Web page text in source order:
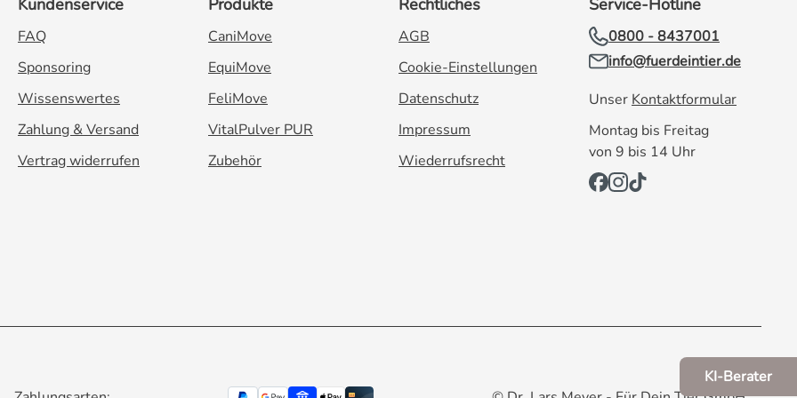
Kundenservice
FAQ
Sponsoring
Wissenswertes
Zahlung & Versand
Vertrag widerrufen
Produkte
CaniMove
EquiMove
FeliMove
VitalPulver PUR
Zubehör
Rechtliches
AGB
Cookie-Einstellungen
Datenschutz
Impressum
Wiederrufsrecht
Service-Hotline
0800 - 8437001
info@fuerdeintier.de
Unser Kontaktformular
Montag bis Freitag
von 9 bis 14 Uhr
KI-Berater